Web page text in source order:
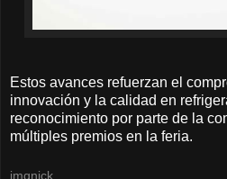
Estos avances refuerzan el
innovación y la calidad en
reconocimiento por parte de la
múltiples premios en la feria.
jmqnick